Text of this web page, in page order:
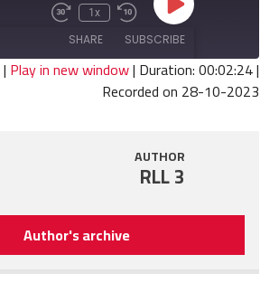
Play
Episode
Rewind
10
Seconds
1x
Fast
seconds
SUBSCRIBE
SHARE
SHARE
| Play in new window| Duration: 00:02:24|
Recorded on 28-10-2023
AUTHOR
RLL 3
Author's archive